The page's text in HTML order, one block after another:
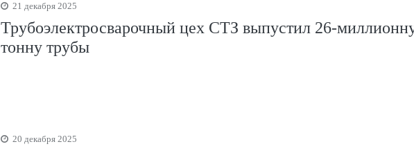
21 декабря 2025
Трубоэлектросварочный цех СТЗ выпустил 26-
тонну трубы
20 декабря 2025